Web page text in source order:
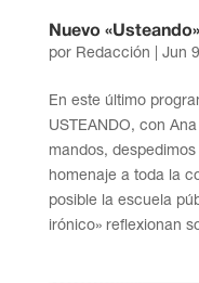
Nuevo
por Redacción Jun
En este último
USTEANDO, con
mandos,
homenaje a toda la
posible la escuela
irónico» reflexionan